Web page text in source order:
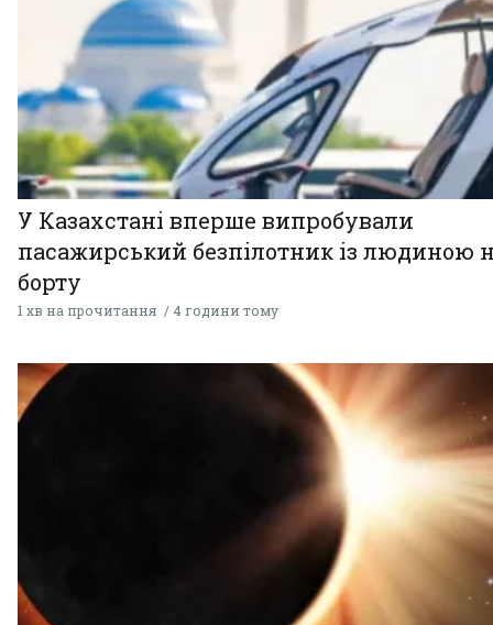
У Казахстані вперше випробували
пасажирський безпілотник із людиною
борту
1 хв на прочитання 4 години тому